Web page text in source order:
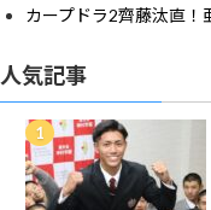
カープドラ2齊藤汰直！
人気記事